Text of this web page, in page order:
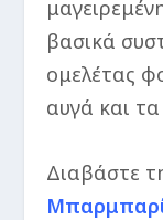
βασικά
ομελέτας
αυγά και
Διαβάστε